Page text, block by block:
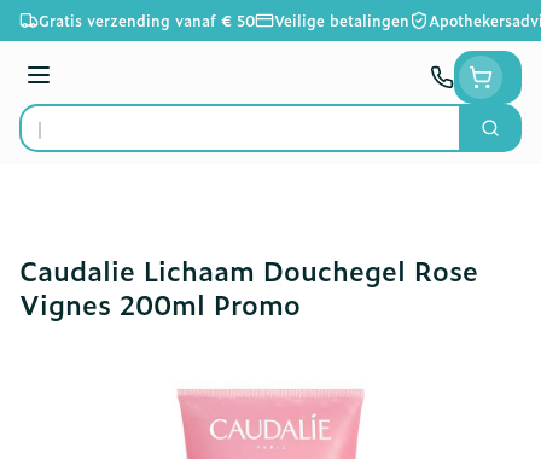
Ga naar de inhoud
Gratis verzending vanaf € 50 Veilige betalingen
Menu
Product, merk, categorie...
Zoek
Caudalie Lichaam Douchegel Rose
Vignes 200ml Promo